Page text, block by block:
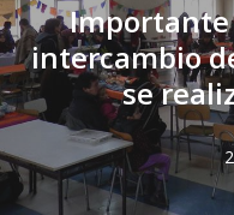
intercambio
se